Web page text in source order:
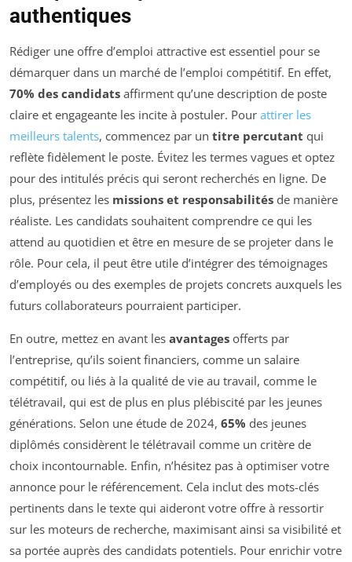
authentiques
Rédiger une offre d’emploi attractive est essentiel pour se
démarquer dans un marché de l’emploi compétitif. En effet,
70% des candidats affirment qu’une description de poste
claire et engageante les incite à postuler. Pour attirer les
meilleurs talents, commencez par un titre percutant qui
reflète fidèlement le poste. Évitez les termes vagues et optez
pour des intitulés précis qui seront recherchés en ligne. De
plus, présentez les missions et responsabilités de manière
réaliste. Les candidats souhaitent comprendre ce qui les
attend au quotidien et être en mesure de se projeter dans le
rôle. Pour cela, il peut être utile d’intégrer des témoignages
d’employés ou des exemples de projets concrets auxquels les
futurs collaborateurs pourraient participer.
En outre, mettez en avant les avantages offerts par
l’entreprise, qu’ils soient financiers, comme un salaire
compétitif, ou liés à la qualité de vie au travail, comme le
télétravail, qui est de plus en plus plébiscité par les jeunes
générations. Selon une étude de 2024, 65% des jeunes
diplômés considèrent le télétravail comme un critère de
choix incontournable. Enfin, n’hésitez pas à optimiser votre
annonce pour le référencement. Cela inclut des mots-clés
pertinents dans le texte qui aideront votre offre à ressortir
sur les moteurs de recherche, maximisant ainsi sa visibilité et
sa portée auprès des candidats potentiels. Pour enrichir votre